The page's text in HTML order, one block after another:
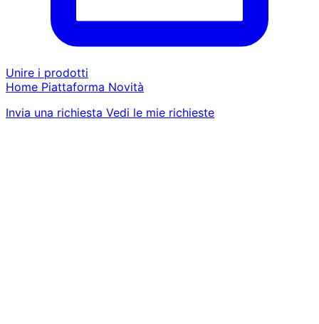
Unire i prodotti
Home Piattaforma Novità
Invia una richiesta Vedi le mie richieste